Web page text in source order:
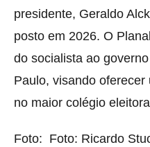
presidente, Geraldo
posto em 2026. O
do socialista ao
Paulo, visando
no maior colégio
Foto: Foto: Ricardo